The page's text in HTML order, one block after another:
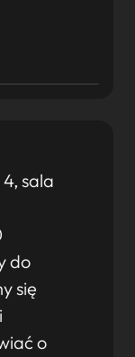
sala
do
się
o